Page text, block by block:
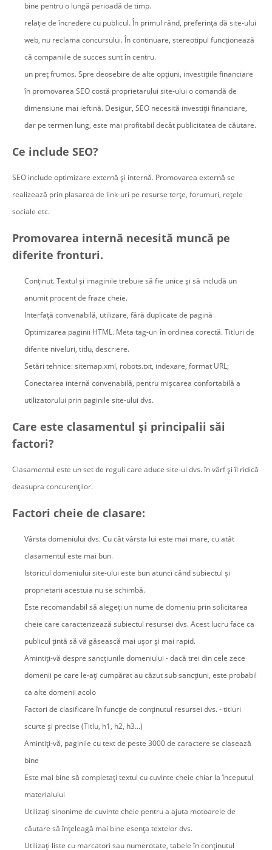
bine pentru o lungă perioadă de timp.
relație de încredere cu publicul. În primul rând, preferința dă site-ului
web, nu reclama concursului. În continuare, stereotipul funcționează
că companiile de succes sunt în centru.
un preț frumos. Spre deosebire de alte opțiuni, investițiile financiare
în promovarea SEO costă proprietarului site-ului o comandă de
dimensiune mai ieftină. Desigur, SEO necesită investiții financiare,
dar pe termen lung, este mai profitabil decât publicitatea de căutare.
Ce include SEO?
SEO include optimizare externă și internă. Promovarea externă se
realizează prin plasarea de link-uri pe resurse terțe, forumuri, rețele
sociale etc.
Promovarea internă necesită muncă pe
diferite fronturi.
Conținut. Textul și imaginile trebuie să fie unice și să includă un
anumit procent de fraze cheie.
Interfață convenabilă, utilizare, fără duplicate de pagină
Optimizarea paginii HTML. Meta tag-uri în ordinea corectă. Titluri de
diferite niveluri, titlu, descriere.
Setări tehnice: sitemap.xml, robots.txt, indexare, format URL;
Conectarea internă convenabilă, pentru mișcarea confortabilă a
utilizatorului prin paginile site-ului dvs.
Care este clasamentul și principalii săi
factori?
Clasamentul este un set de reguli care aduce site-ul dvs. în vârf și îl ridică
deasupra concurenților.
Factori cheie de clasare:
Vârsta domeniului dvs. Cu cât vârsta lui este mai mare, cu atât
clasamentul este mai bun.
Istoricul domeniului site-ului este bun atunci când subiectul și
proprietarii acestuia nu se schimbă.
Este recomandabil să alegeți un nume de domeniu prin solicitarea
cheie care caracterizează subiectul resursei dvs. Acest lucru face ca
publicul țintă să vă găsească mai ușor și mai rapid.
Amintiți-vă despre sancțiunile domeniului - dacă trei din cele zece
domenii pe care le-ați cumpărat au căzut sub sancțiuni, este probabil
ca alte domenii acolo
Factori de clasificare în funcție de conținutul resursei dvs. - titluri
scurte și precise (Titlu, h1, h2, h3...)
Amintiți-vă, paginile cu text de peste 3000 de caractere se clasează
bine
Este mai bine să completați textul cu cuvinte cheie chiar la începutul
materialului
Utilizați sinonime de cuvinte cheie pentru a ajuta motoarele de
căutare să înțeleagă mai bine esența textelor dvs.
Utilizați liste cu marcatori sau numerotate, tabele în conținutul